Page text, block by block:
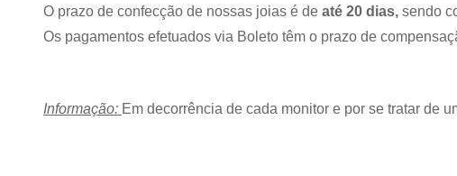
O prazo de confecção de nossas joias é de até 20 dias, sendo
Os pagamentos efetuados via Boleto têm o prazo de
Informação: Em decorrência de cada monitor e por se tratar de